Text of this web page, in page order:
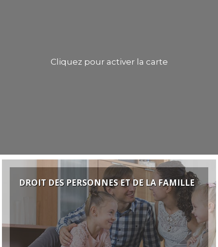
Cliquez pour activer la carte
DROIT DES PERSONNES ET DE LA FAMILLE